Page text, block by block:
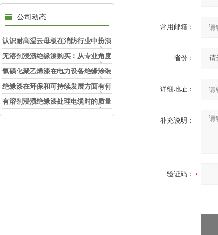
公司动态
认识耐高温云母板在消防行业中扮演
的角色
无溶剂浸渍绝缘漆购买：从专业角度
看如何选择
氯磺化聚乙烯漆在电力设备绝缘涂装
中的实际应用效果
绝缘漆在环保和可持续发展方面有何
考虑？
有溶剂浸渍绝缘漆处理电缆时的质量
和安全性考虑因素
常用邮箱：
省份：
详细地址：
补充说明：
验证码：